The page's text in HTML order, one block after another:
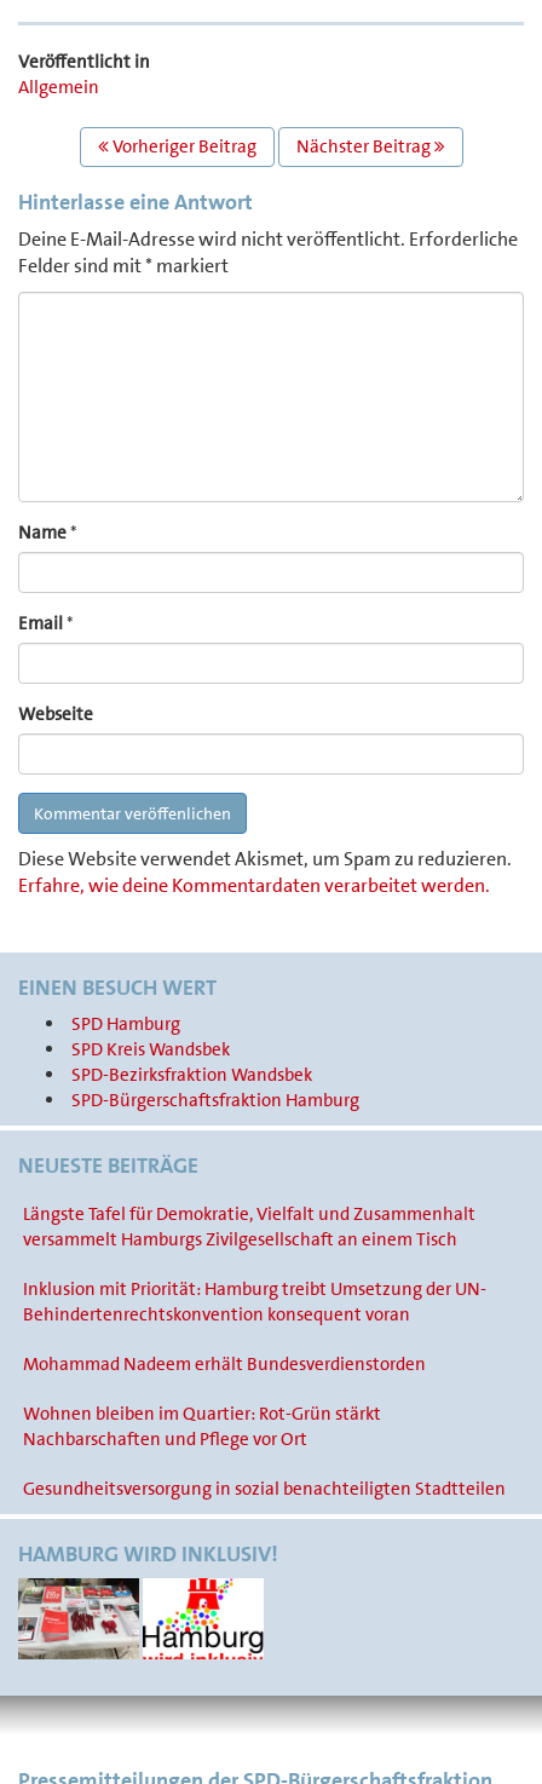
Veröffentlicht in
Allgemein
BEITRAGS
NAVIGATION
Vorheriger Beitrag Nächster Beitrag
Hinterlasse eine Antwort
Deine E-Mail-Adresse wird nicht veröffentlicht. Erforderliche
Felder sind mit* markiert
Comment
Name*
Email*
Webseite
Diese Website verwendet Akismet, um Spam zu reduzieren.
Erfahre, wie deine Kommentardaten verarbeitet werden.
EINEN BESUCH WERT
SPD Hamburg
SPD Kreis Wandsbek
SPD-Bezirksfraktion Wandsbek
SPD-Bürgerschaftsfraktion Hamburg
NEUESTE BEITRÄGE
Längste Tafel für Demokratie, Vielfalt und Zusammenhalt
versammelt Hamburgs Zivilgesellschaft an einem Tisch
Inklusion mit Priorität: Hamburg treibt Umsetzung der UN-
Behindertenrechtskonvention konsequent voran
Mohammad Nadeem erhält Bundesverdienstorden
Wohnen bleiben im Quartier: Rot-Grün stärkt
Nachbarschaften und Pflege vor Ort
Gesundheitsversorgung in sozial benachteiligten Stadtteilen
HAMBURG WIRD INKLUSIV!